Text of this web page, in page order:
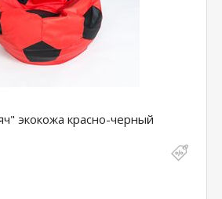
экокожа красно-черный